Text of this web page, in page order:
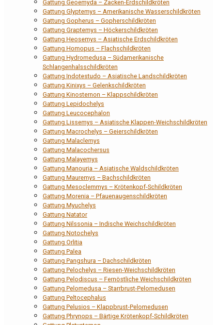
Gattung Geoemyda – Zacken-Erdschildkröten
Gattung Glyptemys – Amerikanische Wasserschildkröten
Gattung Gopherus – Gopherschildkröten
Gattung Graptemys – Höckerschildkröten
Gattung Heosemys – Asiatische Erdschildkröten
Gattung Homopus – Flachschildkröten
Gattung Hydromedusa – Südamerikanische
Schlangenhalsschildkröten
Gattung Indotestudo – Asiatische Landschildkröten
Gattung Kinixys – Gelenkschildkröten
Gattung Kinosternon – Klappschildkröten
Gattung Lepidochelys
Gattung Leucocephalon
Gattung Lissemys – Asiatische Klappen-Weichschildkröten
Gattung Macrochelys – Geierschildkröten
Gattung Malaclemys
Gattung Malacochersus
Gattung Malayemys
Gattung Manouria – Asiatische Waldschildkröten
Gattung Mauremys – Bachschildkröten
Gattung Mesoclemmys – Krötenkopf-Schildkröten
Gattung Morenia – Pfauenaugenschildkröten
Gattung Myuchelys
Gattung Natator
Gattung Nilssonia – Indische Weichschildkröten
Gattung Notochelys
Gattung Orlitia
Gattung Palea
Gattung Pangshura – Dachschildkröten
Gattung Pelochelys – Riesen-Weichschildkröten
Gattung Pelodiscus – Fernöstliche Weichschildkröten
Gattung Pelomedusa – Starrbrust-Pelomedusen
Gattung Peltocephalus
Gattung Pelusios – Klappbrust-Pelomedusen
Gattung Phrynops – Bärtige Krötenkopf-Schildkröten